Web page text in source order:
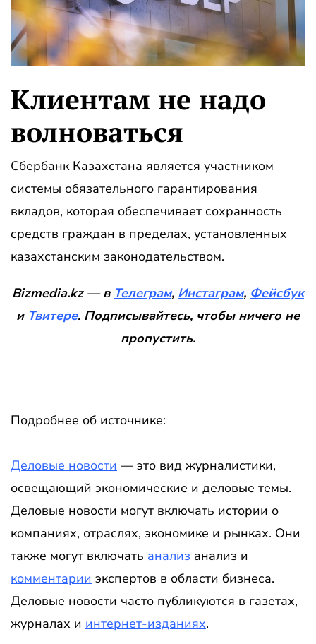
Клиентам не надо
волноваться
Сбербанк Казахстана является участником
системы обязательного гарантирования
вкладов, которая обеспечивает сохранность
средств граждан в пределах, установленных
казахстанским законодательством.
Bizmedia.kz — в Телеграм, Инстаграм, Фейсбук
и Твитере. Подписывайтесь, чтобы ничего не
пропустить.
Подробнее об источнике:
Деловые новости — это вид журналистики,
освещающий экономические и деловые темы.
Деловые новости могут включать истории о
компаниях, отраслях, экономике и рынках. Они
также могут включать анализ анализ и
комментарии экспертов в области бизнеса.
Деловые новости часто публикуются в газетах,
журналах и интернет-изданиях.